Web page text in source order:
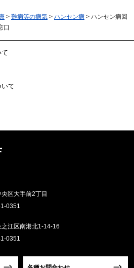
> 難病等の病気 > ハンセン病 > ハンセン病回
口
て
区大手前2丁目
0351
江区南港北1-14-16
0351